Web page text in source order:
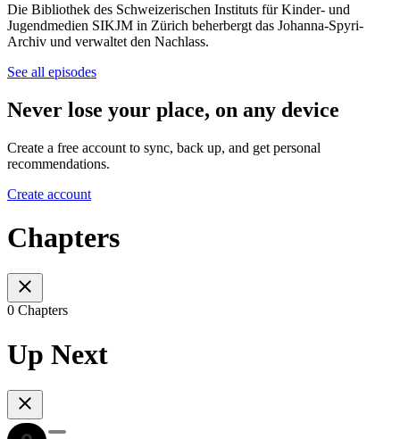
Die Bibliothek des Schweizerischen Instituts für Kinder- und
Jugendmedien SIKJM in Zürich beherbergt das Johanna-Spyri-
Archiv und verwaltet den Nachlass.
See all episodes
Never lose your place, on any device
Create a free account to sync, back up, and get personal
recommendations.
Create account
Chapters
0 Chapters
Up Next